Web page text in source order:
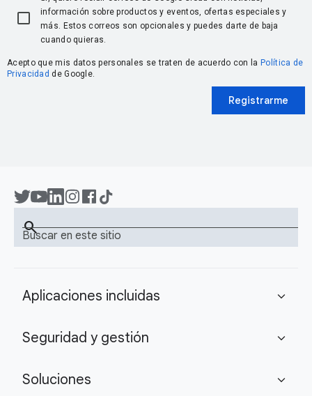
información sobre productos y eventos, ofertas especiales y
más. Estos correos son opcionales y puedes darte de baja
cuando quieras.
Acepto que mis datos personales se traten de acuerdo con la Política de
Privacidad de Google.
Registrarme
Buscar en este sitio
search
Aplicaciones incluidas expand_more
Seguridad y gestión expand_more
Soluciones expand_more